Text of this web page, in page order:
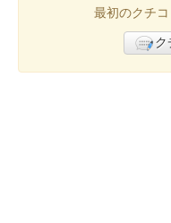
最初のクチ
ク